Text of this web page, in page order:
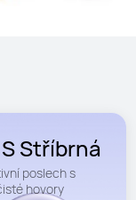
Stříbrná
poslech s
hovory